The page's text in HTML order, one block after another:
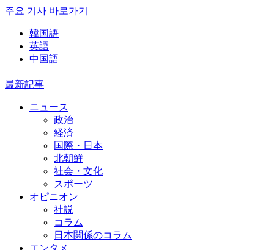
주요 기사 바로가기
韓国語
英語
中国語
最新記事
ニュース
政治
経済
国際・日本
北朝鮮
社会・文化
スポーツ
オピニオン
社説
コラム
日本関係のコラム